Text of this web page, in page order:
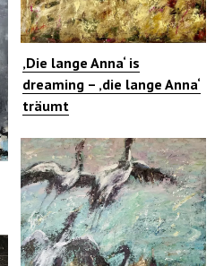
‚Die lange Anna‘ is
dreaming – ‚die lange Anna‘
träumt